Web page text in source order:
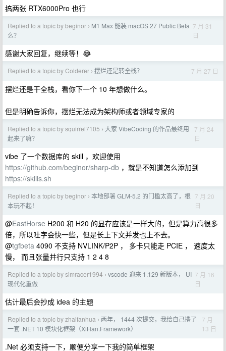
搞两张 RTX6000Pro 也行
Replied to a topic by beginor › M1 Max 能装 macOS 27 Public Beta
么？
7 月 31
日
感谢大家回复，继续等！😂
Replied to a topic by Colderer › 摆烂还是转全栈？ 7 月 27 日
摆烂还是干全栈，看你下一个 10 年想做什么。
但是明确告诉你，摆烂无法成为架构师或者领域专家的
Replied to a topic by squirrel7105 › 大家 VibeCoding 的作品最终用
起来了嘛？
7 月 24
日
vibe 了一个数据库的 skill ，欢迎使用
https://github.com/beginor/sharp-db ，就是不知道怎么添加到
https://skills.sh
Replied to a topic by beginor › 本地部署 GLM-5.2 的门槛太高了，根
本玩不起！
7 月 20
日
@EastHorse H200 和 H20 的显存应该是一样大的，但是算力高很多
倍，所以吐字会快一些，但是长上下文并发也上不去。
@tgfbeta 4090 不支持 NVLINK/P2P ， 多卡只能走 PCIE ， 速度太
慢， 而且张量并行只支持 1 2 4 8
Replied to a topic by simracer1994 › vscode 迎来 1.129 新版本， UI
现代化重做
7 月 16
日
估计最后会抄成 idea 的主题
Replied to a topic by zhaifanhua › 两年， 1444 次提交，我给自己撸了
一套 .NET 10 模块化框架（XiHan.Framework）
7 月
13 日
.Net 必须支持一下，顺便分享一下我的简单框架